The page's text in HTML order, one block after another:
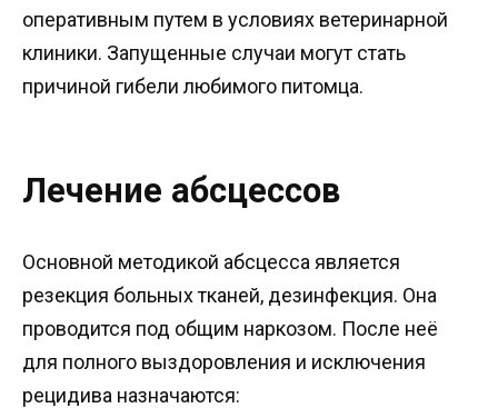
оперативным путем в условиях ветеринарной
клиники. Запущенные случаи могут стать
причиной гибели любимого питомца.
Лечение абсцессов
Основной методикой абсцесса является
резекция больных тканей, дезинфекция. Она
проводится под общим наркозом. После неё
для полного выздоровления и исключения
рецидива назначаются: